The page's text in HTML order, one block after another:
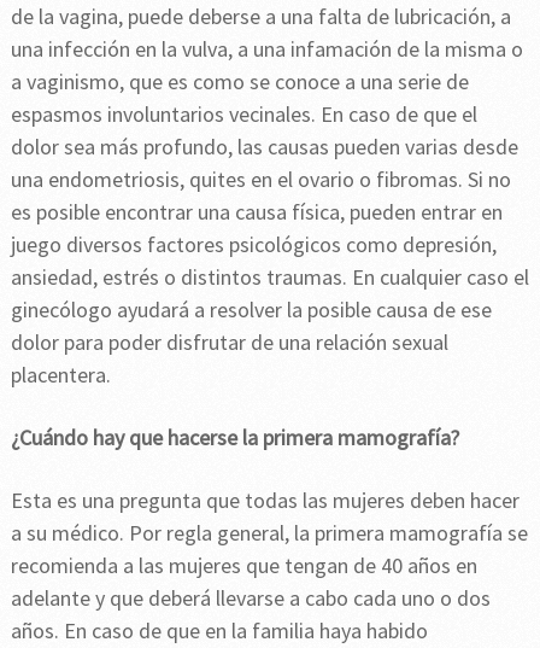
de la vagina, puede deberse a una falta de lubricación, a
una infección en la vulva, a una infamación de la misma o
a vaginismo, que es como se conoce a una serie de
espasmos involuntarios vecinales. En caso de que el
dolor sea más profundo, las causas pueden varias desde
una endometriosis, quites en el ovario o fibromas. Si no
es posible encontrar una causa física, pueden entrar en
juego diversos factores psicológicos como depresión,
ansiedad, estrés o distintos traumas. En cualquier caso el
ginecólogo ayudará a resolver la posible causa de ese
dolor para poder disfrutar de una relación sexual
placentera.
¿Cuándo hay que hacerse la primera mamografía?
Esta es una pregunta que todas las mujeres deben hacer
a su médico. Por regla general, la primera mamografía se
recomienda a las mujeres que tengan de 40 años en
adelante y que deberá llevarse a cabo cada uno o dos
años. En caso de que en la familia haya habido